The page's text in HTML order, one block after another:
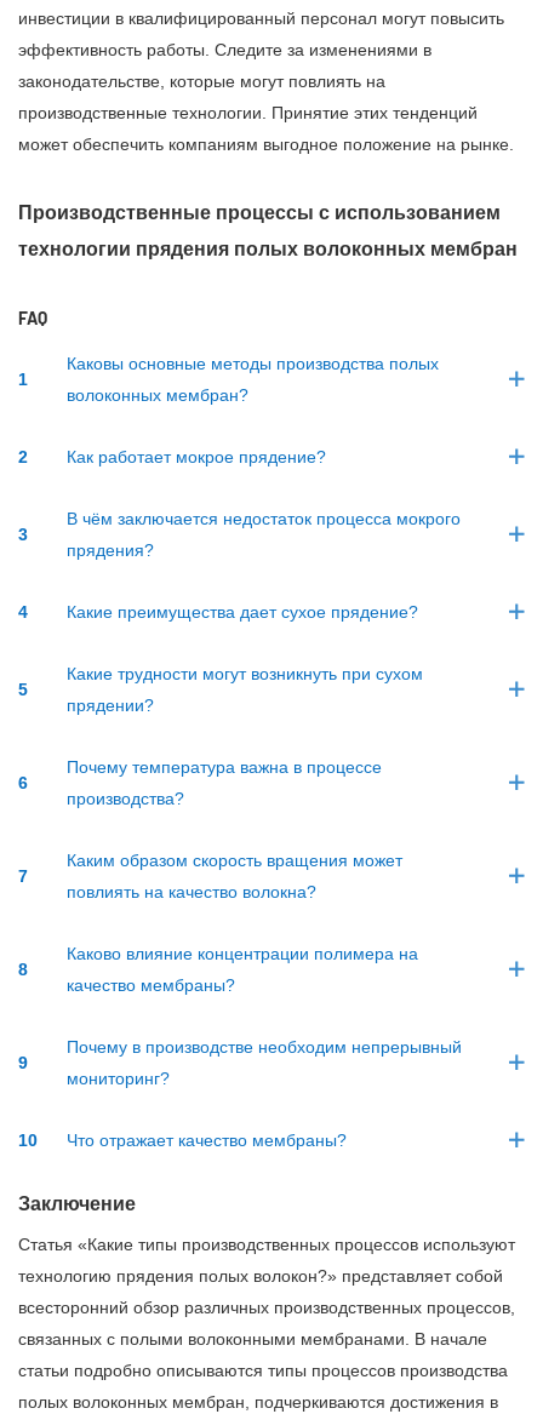
инвестиции в квалифицированный персонал могут повысить
эффективность работы. Следите за изменениями в
законодательстве, которые могут повлиять на
производственные технологии. Принятие этих тенденций
может обеспечить компаниям выгодное положение на рынке.
Производственные процессы с использованием
технологии прядения полых волоконных мембран
FAQ
1
Каковы основные методы производства полых
волоконных мембран?
2 Как работает мокрое прядение?
3
В чём заключается недостаток процесса мокрого
прядения?
4 Какие преимущества дает сухое прядение?
5
Какие трудности могут возникнуть при сухом
прядении?
6
Почему температура важна в процессе
производства?
7
Каким образом скорость вращения может
повлиять на качество волокна?
8
Каково влияние концентрации полимера на
качество мембраны?
9
Почему в производстве необходим непрерывный
мониторинг?
10 Что отражает качество мембраны?
Заключение
Статья «Какие типы производственных процессов используют
технологию прядения полых волокон?» представляет собой
всесторонний обзор различных производственных процессов,
связанных с полыми волоконными мембранами. В начале
статьи подробно описываются типы процессов производства
полых волоконных мембран, подчеркиваются достижения в